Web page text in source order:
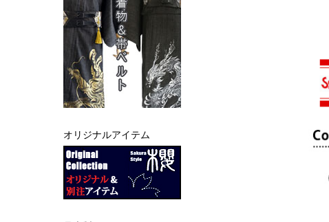
オリジナルアイテム